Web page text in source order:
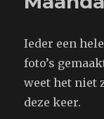
Ieder een
foto’s
weet het niet
deze keer.